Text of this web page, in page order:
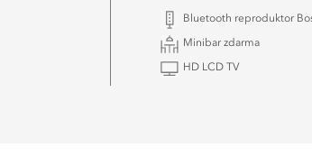
Bluetooth reproduktor
Minibar zdarma
HD LCD TV